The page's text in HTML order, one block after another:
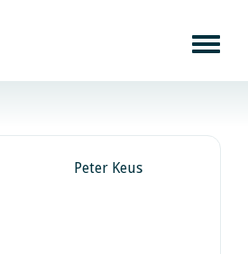
Peter Keus